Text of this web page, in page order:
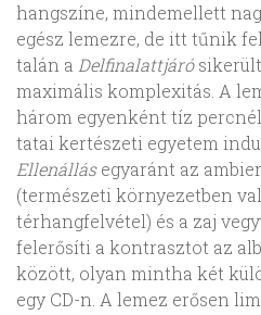
hangszíne, mindemellett
egész lemezre, de itt tűnik
talán a Delfinalattjáró
maximális komplexitás. A
három egyenként tíz
tatai kertészeti egyetem
Ellenállásegyaránt az
(természeti környezetben
térhangfelvétel) és a zaj
felerősíti a kontrasztot az
között, olyan mintha két
egy CD-n. A lemez erősen